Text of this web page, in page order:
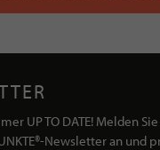
UP TO DATE! Melden
Newsletter an und